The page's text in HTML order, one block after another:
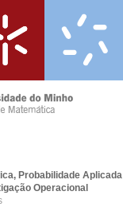
Probabilidade Aplicada
Operacional